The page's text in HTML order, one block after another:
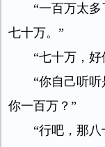
“一百万太
七十万。”
“七十万，
“你自己听
你一百万？”
“行吧，那